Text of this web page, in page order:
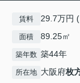
賃料 29.7万円
面積 89.25㎡
築年数 築44年
所在地 大阪府枚